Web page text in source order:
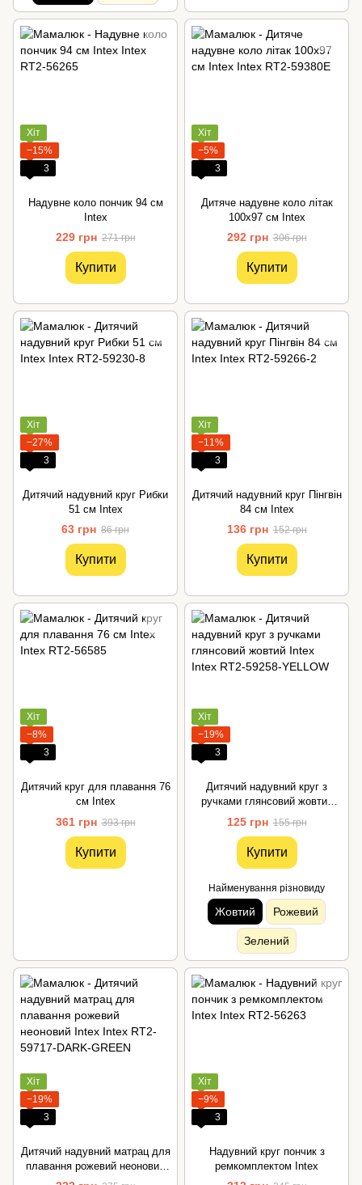
Хіт
−15%
3
Надувне коло пончик 94 см
Intex
229 грн 271 грн
Купити
Хіт
−5%
3
Дитяче надувне коло літак
100х97 см Intex
292 грн 306 грн
Купити
Хіт
−27%
3
Дитячий надувний круг Рибки
51 см Intex
63 грн 86 грн
Купити
Хіт
−11%
3
Дитячий надувний круг Пінгвін
84 см Intex
136 грн 152 грн
Купити
Хіт
−8%
3
Дитячий круг для плавання 76
см Intex
361 грн 393 грн
Купити
Хіт
−19%
3
Дитячий надувний круг з
ручками глянсовий жовтий
Intex
125 грн 155 грн
Купити
Найменування різновиду
Жовтий Рожевий
Зелений
Хіт
−19%
3
Дитячий надувний матрац для
плавання рожевий неоновий
Intex
Хіт
−9%
3
Надувний круг пончик з
ремкомплектом Intex